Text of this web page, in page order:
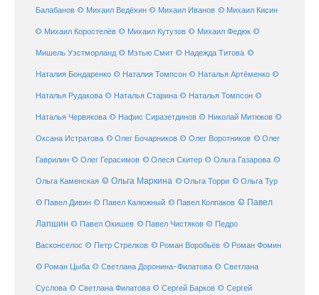
Балабанов © Михаил Ведёхин © Михаил Иванов © Михаил Кисин
© Михаил Коростелёв © Михаил Кутузов © Михаил Федюк ©
Мишель Уэстморланд © Мэтью Смит © Надежда Титова ©
Наталия Бондаренко © Наталия Томпсон © Наталья Артёменко ©
Наталья Рудакова © Наталья Старина © Наталья Томпсон ©
Наталья Червякова © Нафис Сиразетдинов © Николай Митюков ©
Оксана Истратова © Олег Бочарников © Олег Воротников © Олег
Гаврилин © Олег Герасимов © Олеся Скитер © Ольга Газарова ©
Ольга Каменская © Ольга Маркина © Ольга Торри © Ольга Тур
© Павел Дивин © Павел Калюжный © Павел Колпаков © Павел
Лапшин © Павел Окишев © Павел Чистяков © Педро
Васконселос © Петр Стрелков © Роман Воробьёв © Роман Фомин
© Роман Цыба © Светлана Доронина-Филатова © Светлана
Суслова © Светлана Филатова © Сергей Барков © Сергей